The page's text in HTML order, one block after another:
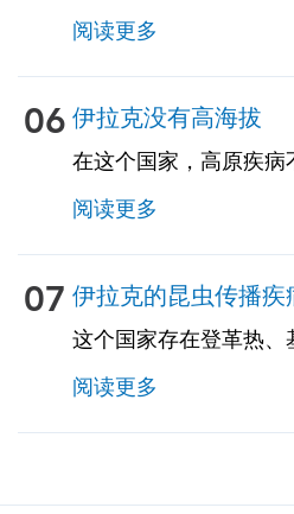
存在很高的风险，因为
达50％的旅行者。建议
措施。建议旅行者携
的自我治疗药物。
自我治疗药物，包括
途中遇到这些问题。
阅读更多
06 伊拉克没有高海拔
在这个国家，高原疾
部分地区都处于低海拔
将审查您的行程，确定
地区，并将为您提供
防高原反应。
阅读更多
07 伊拉克的昆虫传播疾
这个国家存在登革热
的风险。风险因季节而
城市和郊区患这些疾病
特定风险取决于特定
TravelVax从业人员进
阅读更多